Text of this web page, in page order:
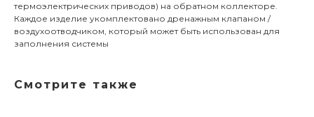
термоэлектрических приводов) на обратном коллекторе.
Каждое изделие укомплектовано дренажным клапаном /
воздухоотводчиком, который может быть использован для
заполнения системы
Смотрите также